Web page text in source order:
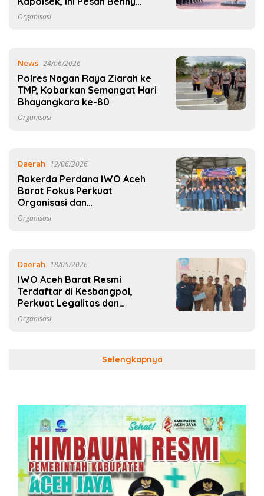
Bathara
Organisasi
News 24/06/2026
Polres Nagan Raya Ziarah ke
TMP, Kobarkan Semangat Hari
Bhayangkara ke-80
Organisasi
Daerah 12/06/2026
Rakerda Perdana IWO Aceh
Barat Fokus Perkuat
Organisasi dan
Profesionalisme Pers
Organisasi
Daerah 18/05/2026
IWO Aceh Barat Resmi
Terdaftar di Kesbangpol,
Perkuat Legalitas dan
Profesionalisme Pers
Organisasi
Selengkapnya